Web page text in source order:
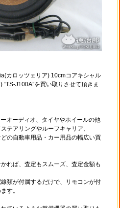
カロッツェリア) 10cmコアキシャル
J100A”を買い取りさせて頂きま
オーディオ、タイヤやホイールの他
テアリングやルーフキャリア、
の自動車用品・カー用品の幅広い買
れば、査定もスムーズ、査定金額も
類が付属するだけで、リモコンが付
す。